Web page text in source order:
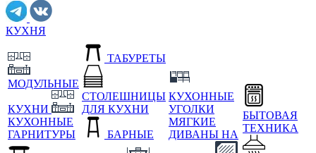
КУХНЯ
МОДУЛЬНЫЕ
КУХНИ
КУХОННЫЕ
ГАРНИТУРЫ
ТАБУРЕТЫ
СТОЛЕШНИЦЫ
ДЛЯ КУХНИ
БАРНЫЕ
КУХОННЫЕ
УГОЛКИ
МЯГКИЕ
ДИВАНЫ НА
БЫТОВАЯ
ТЕХНИКА